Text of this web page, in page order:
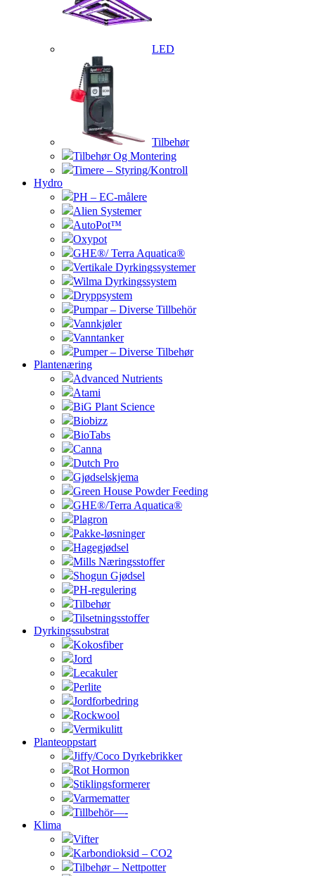
LED
Tilbehør
Tilbehør Og Montering
Timere – Styring/Kontroll
Hydro
PH – EC-målere
Alien Systemer
AutoPot™
Oxypot
GHE®/ Terra Aquatica®
Vertikale Dyrkingssystemer
Wilma Dyrkingssystem
Dryppsystem
Pumpar – Diverse Tillbehör
Vannkjøler
Vanntanker
Pumper – Diverse Tilbehør
Plantenæring
Advanced Nutrients
Atami
BiG Plant Science
Biobizz
BioTabs
Canna
Dutch Pro
Gjødselskjema
Green House Powder Feeding
GHE®/Terra Aquatica®
Plagron
Pakke-løsninger
Hagegjødsel
Mills Næringsstoffer
Shogun Gjødsel
PH-regulering
Tilbehør
Tilsetningsstoffer
Dyrkingssubstrat
Kokosfiber
Jord
Lecakuler
Perlite
Jordforbedring
Rockwool
Vermikulitt
Planteoppstart
Jiffy/Coco Dyrkebrikker
Rot Hormon
Stiklingsformerer
Varmematter
Tillbehör—-
Klima
Vifter
Karbondioksid – CO2
Tilbehør – Nettpotter